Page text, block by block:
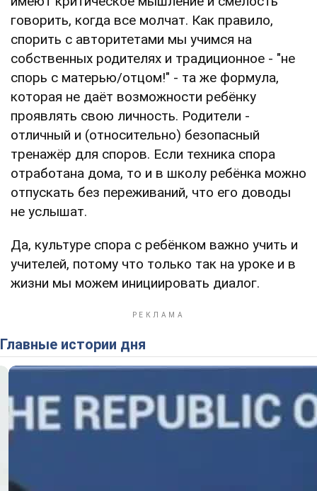
говорить, когда все молчат. Как правило,
спорить с авторитетами мы учимся на
собственных родителях и традиционное - "не
спорь с матерью/отцом!" - та же формула,
которая не даёт возможности ребёнку
проявлять свою личность. Родители -
отличный и (относительно) безопасный
тренажёр для споров. Если техника спора
отработана дома, то и в школу ребёнка можно
отпускать без переживаний, что его доводы
не услышат.
Да, культуре спора с ребёнком важно учить и
учителей, потому что только так на уроке и в
жизни мы можем инициировать диалог.
Главные истории дня